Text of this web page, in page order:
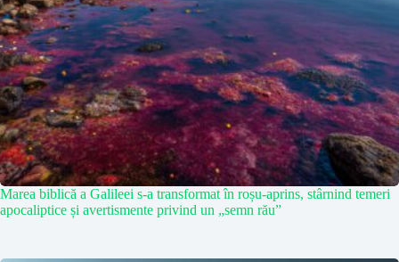
Marea biblică a Galileei s-a transformat în roșu-aprins, stârnind temeri
apocaliptice și avertismente privind un „semn rău”